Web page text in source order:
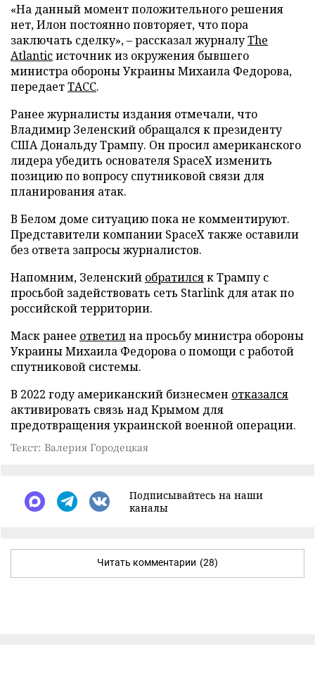
«На данный момент положительного решения
нет, Илон постоянно повторяет, что пора
заключать сделку», – рассказал журналуThe
Atlanticисточник из окружения бывшего
министра обороны Украины Михаила Федорова,
передаетТАСС.
Ранее журналисты издания отмечали, что
Владимир Зеленский обращался к президенту
США Дональду Трампу. Он просил американского
лидера убедить основателя SpaceX изменить
позицию по вопросу спутниковой связи для
планирования атак.
В Белом доме ситуацию пока не комментируют.
Представители компании SpaceX также оставили
без ответа запросы журналистов.
Напомним, Зеленский обратилсяк Трампу с
просьбой задействовать сеть Starlink для атак по
российской территории.
Маск ранее ответилна просьбу министра обороны
Украины Михаила Федорова о помощи с работой
спутниковой системы.
В 2022 году американский бизнесмен отказался
активировать связь над Крымом для
предотвращения украинской военной операции.
Текст: Валерия Городецкая
Подписывайтесь на наши
каналы
Читать комментарии (28)